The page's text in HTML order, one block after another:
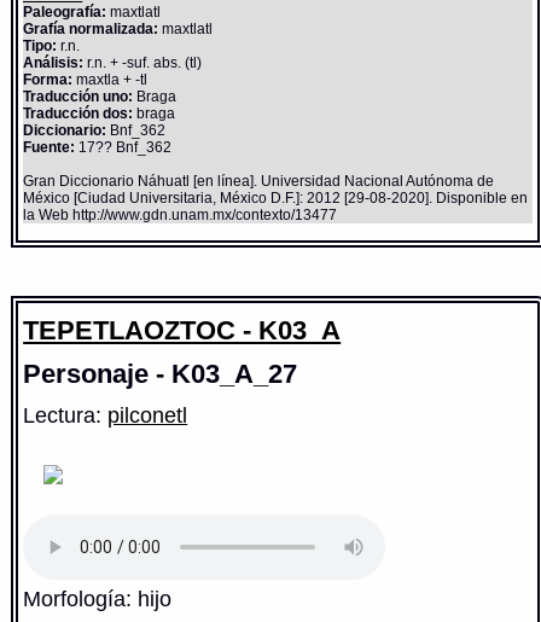
Paleografía: maxtlatl
Grafía normalizada: maxtlatl
Tipo: r.n.
Análisis: r.n. + -suf. abs. (tl)
Forma: maxtla + -tl
Traducción uno: Braga
Traducción dos: braga
Diccionario: Bnf_362
Fuente: 17?? Bnf_362
Gran Diccionario Náhuatl [en línea]. Universidad Nacional Autónoma de
México [Ciudad Universitaria, México D.F.]: 2012 [29-08-2020]. Disponible en
la Web http://www.gdn.unam.mx/contexto/13477
TEPETLAOZTOC - K03_A
Personaje - K03_A_27
Lectura: pilconetl
Morfología: hijo